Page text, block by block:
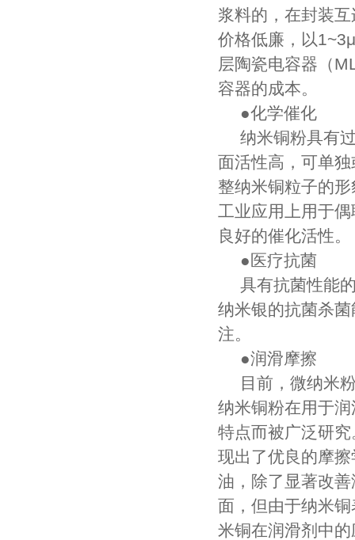
浆料的，在封装
价格低廉，以
层陶瓷电容器（
容器的成本。
●化学催化
纳米铜粉具有
面活性高，可单
整纳米铜粒子的
工业应用上用于
良好的催化活性。
●医疗抗菌
具有抗菌性能
纳米银的抗菌杀
注。
●润滑摩擦
目前，微纳米
纳米铜粉在用于
特点而被广泛研
现出了优良的摩
油，除了显著改
面，但由于纳米
米铜在润滑剂中